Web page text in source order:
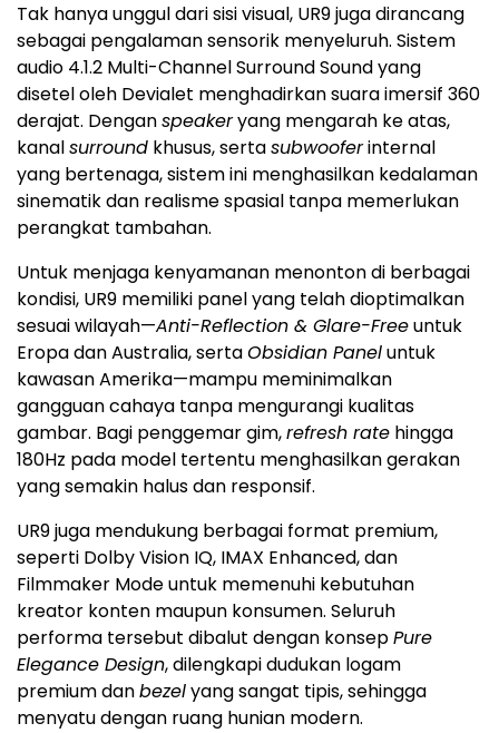
Tak hanya unggul dari sisi visual, UR9 juga dirancang
sebagai pengalaman sensorik menyeluruh. Sistem
audio 4.1.2 Multi-Channel Surround Sound yang
disetel oleh Devialet menghadirkan suara imersif 360
derajat. Denganspeakeryang mengarah ke atas,
kanalsurround khusus, sertasubwooferinternal
yang bertenaga, sistem ini menghasilkan kedalaman
sinematik dan realisme spasial tanpa memerlukan
perangkat tambahan.
Untuk menjaga kenyamanan menonton di berbagai
kondisi, UR9 memiliki panel yang telah dioptimalkan
sesuai wilayah—Anti-Reflection & Glare-Freeuntuk
Eropa dan Australia, sertaObsidian Paneluntuk
kawasan Amerika—mampu meminimalkan
gangguan cahaya tanpa mengurangi kualitas
gambar. Bagi penggemar gim,refresh rate hingga
180Hz pada model tertentu menghasilkan gerakan
yang semakin halus dan responsif.
UR9 juga mendukung berbagai format premium,
seperti Dolby Vision IQ, IMAX Enhanced, dan
Filmmaker Mode untuk memenuhi kebutuhan
kreator konten maupun konsumen. Seluruh
performa tersebut dibalut dengan konsepPure
Elegance Design, dilengkapi dudukan logam
premium danbezelyang sangat tipis, sehingga
menyatu dengan ruang hunian modern.